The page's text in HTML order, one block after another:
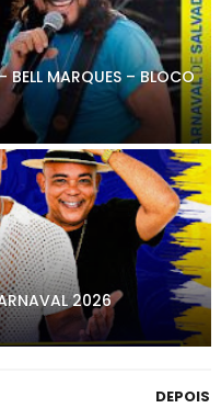
MARQUES – BLOCO
2026
DEPOIS